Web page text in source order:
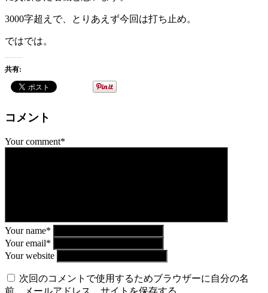
3000字超えで、とりあえず今回は打ち止め。
ではでは。
共有:
コメント
Your comment*
Your name*
Your email*
Your website
次回のコメントで使用するためブラウザーに自分の名